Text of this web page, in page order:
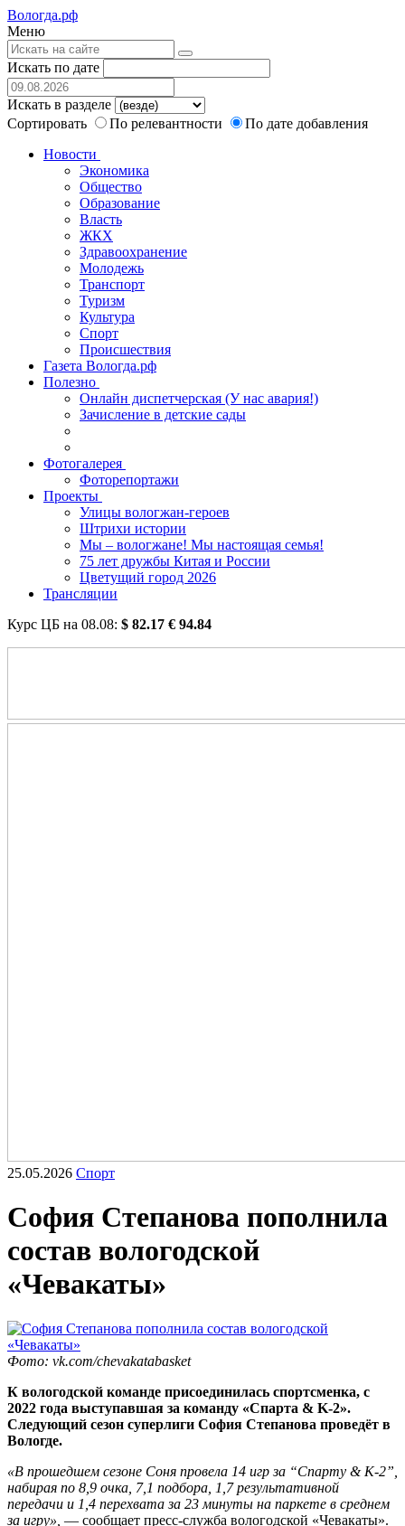
Вологда.рф
Меню
Искать по дате
Искать в разделе
Сортировать
По релевантности
По дате добавления
Новости
Экономика
Общество
Образование
Власть
ЖКХ
Здравоохранение
Молодежь
Транспорт
Туризм
Культура
Спорт
Происшествия
Газета Вологда.рф
Полезно
Онлайн диспетчерская (У нас авария!)
Зачисление в детские сады
Фотогалерея
Фоторепортажи
Проекты
Улицы вологжан-героев
Штрихи истории
Мы – вологжане! Мы настоящая семья!
75 лет дружбы Китая и России
Цветущий город 2026
Трансляции
Курс ЦБ на 08.08: $ 82.17 € 94.84
25.05.2026 Спорт
София Степанова пополнила
состав вологодской
«Чевакаты»
Фото: vk.com/chevakatabasket
К вологодской команде присоединилась спортсменка, с
2022 года выступавшая за команду «Спарта & K-2».
Следующий сезон суперлиги София Степанова проведёт в
Вологде.
«В прошедшем сезоне Соня провела 14 игр за “Спарту & К-2”,
набирая по 8,9 очка, 7,1 подбора, 1,7 результативной
передачи и 1,4 перехвата за 23 минуты на паркете в среднем
за игру», — сообщает пресс-служба вологодской «Чевакаты».